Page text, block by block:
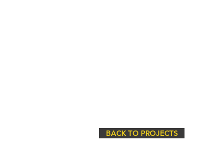
BACK TO PROJECTS